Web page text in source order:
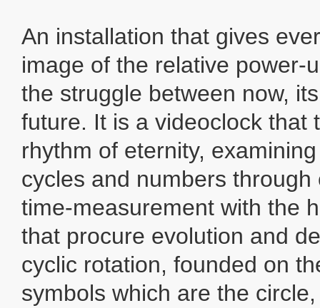
An installation that gives
image of the relative power-
the struggle between now,
future. It is a videoclock that
rhythm of eternity,
cycles and numbers
time-measurement with the
that procure evolution and
cyclic rotation, founded on
symbols which are the